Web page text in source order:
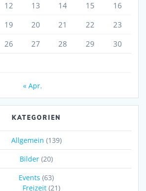
12 13 14 15
16
19 20 21 22
23
26 27 28 29
30
« Apr.
KATEGORIEN
Allgemein (139)
Bilder (20)
Events (63)
Freizeit (21)